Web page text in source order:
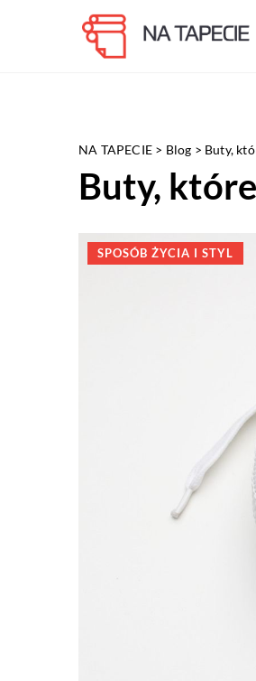
NA TAPECIE > Blog > Buty,
Buty,
SPOSÓB ŻYCIA I STYL